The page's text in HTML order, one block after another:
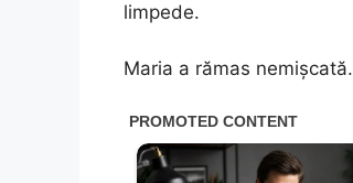
limpede.
Maria a rămas nemișcată.